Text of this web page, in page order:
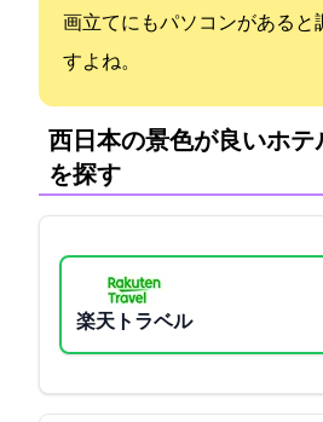
画立てにもパソコンがあると
すよね。
西日本の景色が良いホテ
を探す
楽天トラベル